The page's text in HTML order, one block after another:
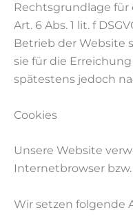
Rechtsgrundlage
Art. 6 Abs. 1 lit. f
Betrieb der Website
sie für die
spätestens jedoch
Cookies
Unsere Website
Internetbrowser
Wir setzen folgende